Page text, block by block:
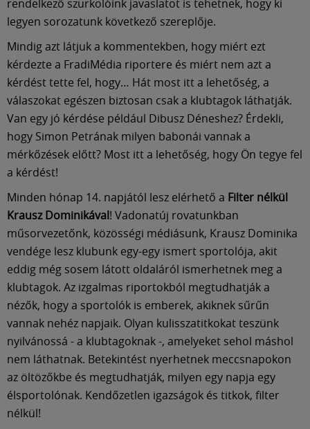
rendelkező szurkolóink javaslatot is tehetnek, hogy ki
legyen sorozatunk következő szereplője.
Mindig azt látjuk a kommentekben, hogy miért ezt
kérdezte a FradiMédia riportere és miért nem azt a
kérdést tette fel, hogy… Hát most itt a lehetőség, a
válaszokat egészen biztosan csak a klubtagok láthatják.
Van egy jó kérdése például Dibusz Déneshez? Érdekli,
hogy Simon Petrának milyen babonái vannak a
mérkőzések előtt? Most itt a lehetőség, hogy Ön tegye fel
a kérdést!
Minden hónap 14. napjától lesz elérhető a Filter nélkül
Krausz Dominikával! Vadonatúj rovatunkban
műsorvezetőnk, közösségi médiásunk, Krausz Dominika
vendége lesz klubunk egy-egy ismert sportolója, akit
eddig még sosem látott oldaláról ismerhetnek meg a
klubtagok. Az izgalmas riportokból megtudhatják a
nézők, hogy a sportolók is emberek, akiknek sűrűn
vannak nehéz napjaik. Olyan kulisszatitkokat teszünk
nyilvánossá - a klubtagoknak -, amelyeket sehol máshol
nem láthatnak. Betekintést nyerhetnek meccsnapokon
az öltözőkbe és megtudhatják, milyen egy napja egy
élsportolónak. Kendőzetlen igazságok és titkok, filter
nélkül!